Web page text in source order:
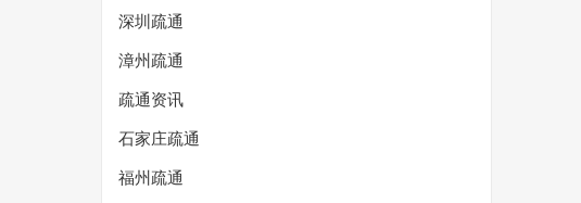
深圳疏通
漳州疏通
疏通资讯
石家庄疏通
福州疏通